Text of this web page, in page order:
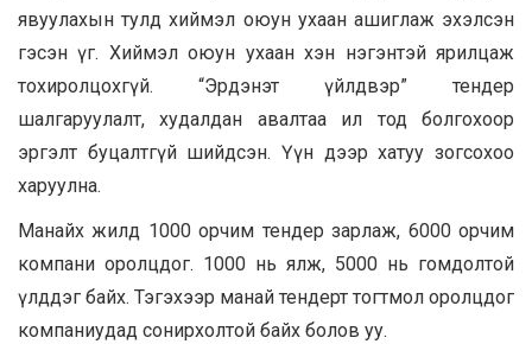
явуулахын тулд хиймэл оюун ухаан ашиглаж эхэлсэн
гэсэн үг. Хиймэл оюун ухаан хэн нэгэнтэй ярилцаж
тохиролцохгүй. “Эрдэнэт үйлдвэр” тендер
шалгаруулалт, худалдан авалтаа ил тод болгохоор
эргэлт буцалтгүй шийдсэн. Үүн дээр хатуу зогсохоо
харуулна.
Манайх жилд 1000 орчим тендер зарлаж, 6000 орчим
компани оролцдог. 1000 нь ялж, 5000 нь гомдолтой
үлддэг байх. Тэгэхээр манай тендерт тогтмол оролцдог
компаниудад сонирхолтой байх болов уу.